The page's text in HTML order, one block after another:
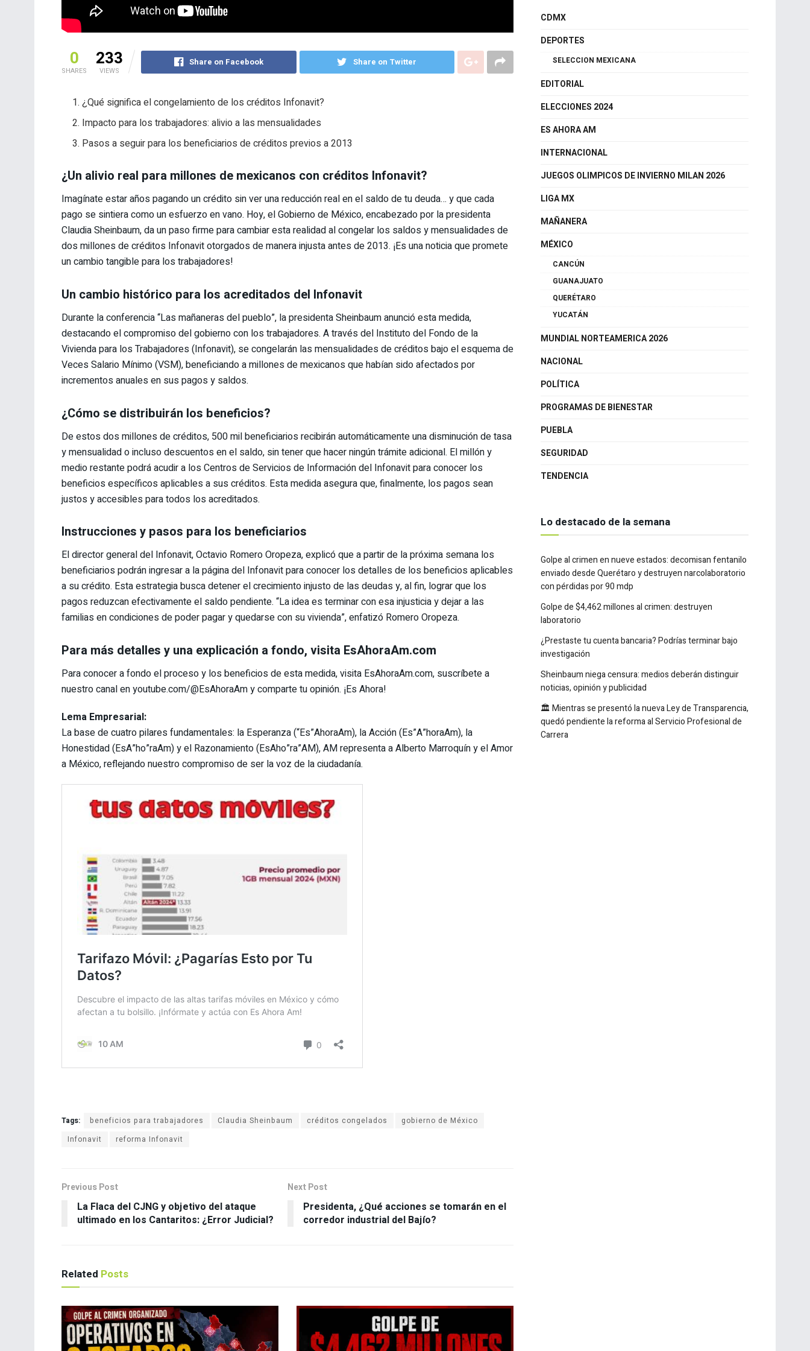
0
SHARES
233
VIEWS
Share on Facebook Share on Twitter
¿Qué significa el congelamiento de los créditos Infonavit?
Impacto para los trabajadores: alivio a las mensualidades
Pasos a seguir para los beneficiarios de créditos previos a 2013
¿Un alivio real para millones de mexicanos con créditos Infonavit?
Imagínate estar años pagando un crédito sin ver una reducción real en el saldo de tu deuda… y que cada
pago se sintiera como un esfuerzo en vano. Hoy, el Gobierno de México, encabezado por la presidenta
Claudia Sheinbaum, da un paso firme para cambiar esta realidad al congelar los saldos y mensualidades de
dos millones de créditos Infonavit otorgados de manera injusta antes de 2013. ¡Es una noticia que promete
un cambio tangible para los trabajadores!
Un cambio histórico para los acreditados del Infonavit
Durante la conferencia “Las mañaneras del pueblo”, la presidenta Sheinbaum anunció esta medida,
destacando el compromiso del gobierno con los trabajadores. A través del Instituto del Fondo de la
Vivienda para los Trabajadores (Infonavit), se congelarán las mensualidades de créditos bajo el esquema de
Veces Salario Mínimo (VSM), beneficiando a millones de mexicanos que habían sido afectados por
incrementos anuales en sus pagos y saldos.
¿Cómo se distribuirán los beneficios?
De estos dos millones de créditos, 500 mil beneficiarios recibirán automáticamente una disminución de tasa
y mensualidad o incluso descuentos en el saldo, sin tener que hacer ningún trámite adicional. El millón y
medio restante podrá acudir a los Centros de Servicios de Información del Infonavit para conocer los
beneficios específicos aplicables a sus créditos. Esta medida asegura que, finalmente, los pagos sean
justos y accesibles para todos los acreditados.
Instrucciones y pasos para los beneficiarios
El director general del Infonavit, Octavio Romero Oropeza, explicó que a partir de la próxima semana los
beneficiarios podrán ingresar a la página del Infonavit para conocer los detalles de los beneficios aplicables
a su crédito. Esta estrategia busca detener el crecimiento injusto de las deudas y, al fin, lograr que los
pagos reduzcan efectivamente el saldo pendiente. “La idea es terminar con esa injusticia y dejar a las
familias en condiciones de poder pagar y quedarse con su vivienda”, enfatizó Romero Oropeza.
Para más detalles y una explicación a fondo, visita EsAhoraAm.com
Para conocer a fondo el proceso y los beneficios de esta medida, visita EsAhoraAm.com, suscríbete a
nuestro canal en youtube.com/@EsAhoraAm y comparte tu opinión. ¡Es Ahora!
Lema Empresarial:
La base de cuatro pilares fundamentales: la Esperanza (“Es”AhoraAm), la Acción (Es”A”horaAm), la
Honestidad (EsA”ho”raAm) y el Razonamiento (EsAho”ra”AM), AM representa a Alberto Marroquín y el Amor
a México, reflejando nuestro compromiso de ser la voz de la ciudadanía.
Tags: beneficios para trabajadores Claudia Sheinbaum créditos congelados
gobierno de México
Infonavit
reforma Infonavit
Previous Post
La Flaca del CJNG y objetivo del ataque
ultimado en los Cantaritos: ¿Error Judicial?
Next Post
Presidenta, ¿Qué acciones se tomarán en el
corredor industrial del Bajío?
Related Posts
CDMX
DEPORTES
SELECCION MEXICANA
EDITORIAL
ELECCIONES 2024
ES AHORA AM
INTERNACIONAL
JUEGOS OLIMPICOS DE INVIERNO MILAN 2026
LIGA MX
MAÑANERA
MÉXICO
CANCÚN
GUANAJUATO
QUERÉTARO
YUCATÁN
MUNDIAL NORTEAMERICA 2026
NACIONAL
POLÍTICA
PROGRAMAS DE BIENESTAR
PUEBLA
SEGURIDAD
TENDENCIA
Lo destacado de la semana
Golpe al crimen en nueve estados: decomisan fentanilo
enviado desde Querétaro y destruyen narcolaboratorio
con pérdidas por 90 mdp
Golpe de $4,462 millones al crimen: destruyen
laboratorio
¿Prestaste tu cuenta bancaria? Podrías terminar bajo
investigación
Sheinbaum niega censura: medios deberán distinguir
noticias, opinión y publicidad
🏛️ Mientras se presentó la nueva Ley de Transparencia,
quedó pendiente la reforma al Servicio Profesional de
Carrera